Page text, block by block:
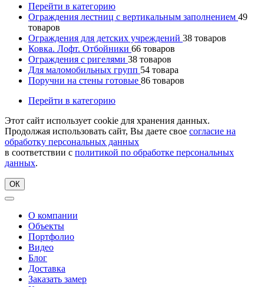
Перейти в категорию
Ограждения лестниц с вертикальным заполнением 49
товаров
Ограждения для детских учреждений 38 товаров
Ковка. Лофт. Отбойники 66 товаров
Ограждения с ригелями 38 товаров
Для маломобильных групп 54 товара
Поручни на стены готовые 86 товаров
Перейти в категорию
Этот сайт использует cookie для хранения данных.
Продолжая использовать сайт, Вы даете свое согласие на
обработку персональных данных
в соответствии с политикой по обработке персональных
данных.
ОК
О компании
Объекты
Портфолио
Видео
Блог
Доставка
Заказать замер